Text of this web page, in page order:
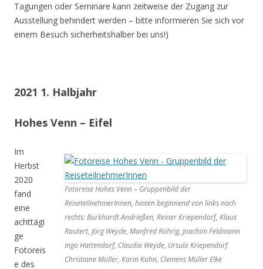
Tagungen oder Seminare kann zeitweise der Zugang zur
Ausstellung behindert werden – bitte informieren Sie sich vor
einem Besuch sicherheitshalber bei uns!)
2021 1. Halbjahr
Hohes Venn – Eifel
Fotoreise Hohes Venn – Gruppenbild der
ReiseteilnehmerInnen, hinten beginnend von links nach
rechts: Burkhardt Andrießen, Reiner Kriependorf, Klaus
Rautert, Jörg Weyde, Manfred Röhrig, Joachim Feldmann
Ingo Hattendorf, Claudia Weyde, Ursula Kriependorf
Christiane Müller, Karin Kühn, Clemens Müller Elke
Im
Herbst
2020
fand
eine
achttägi
ge
Fotoreis
e des